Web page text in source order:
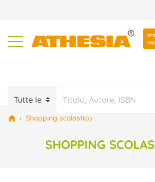
› Shopping scolastico
SHOPPING